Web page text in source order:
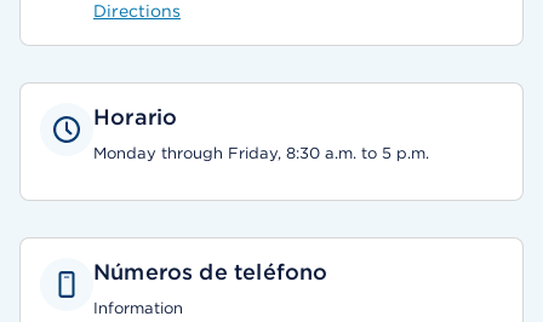
Directions
Horario
Monday through Friday, 8:30 a.m. to 5 p.m.
Números de teléfono
Information